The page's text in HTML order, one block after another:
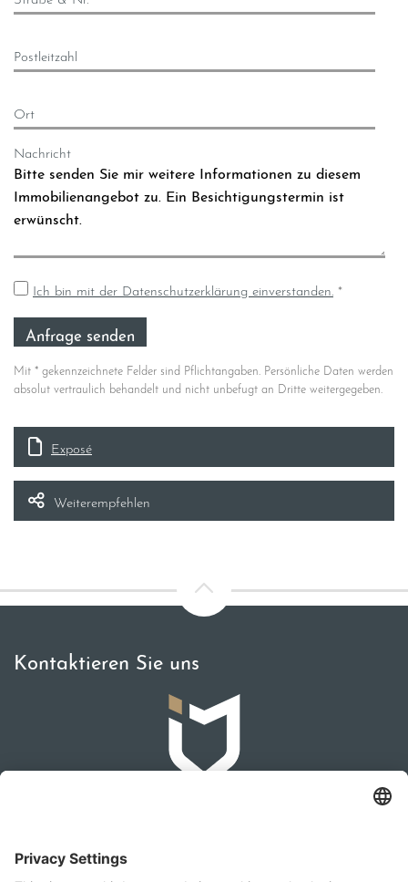
Postleitzahl
Ort
Nachricht
Ich bin mit der Datenschutzerklärung einverstanden. *
Mit * gekennzeichnete Felder sind Pflichtangaben. Persönliche Daten werden
absolut vertraulich behandelt und nicht unbefugt an Dritte weitergegeben.
Exposé
Weiterempfehlen
Kontaktieren Sie uns
IMMOMAKLEREI